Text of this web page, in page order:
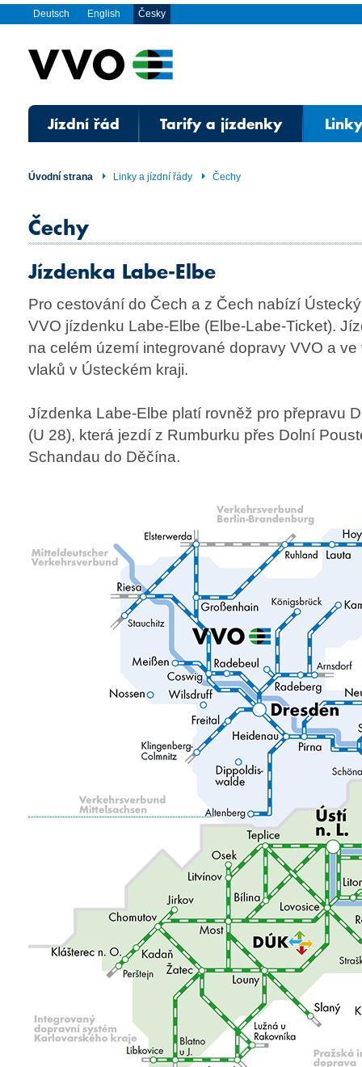
Deutsch English Česky
Jízdní řád Tarify a jízdenky
Úvodní strana Linky a jízdní řády Čechy
Čechy
Jízdenka Labe-Elbe
Pro cestování do Čech a z Čech nabízí
VVO jízdenku Labe-Elbe (Elbe-Labe-Ticket).
na celém území integrované dopravy VVO a
vlaků v Ústeckém kraji.
Jízdenka Labe-Elbe platí rovněž pro přepravu
(U 28), která jezdí z Rumburku přes Dolní
Schandau do Děčína.